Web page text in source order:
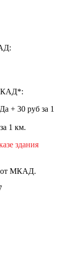
+ 30 руб за 1
1 км.
здания
от МКАД.